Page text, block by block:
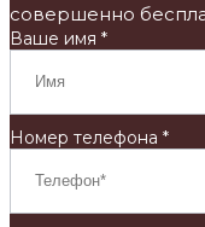
совершенно
Ваше имя *
Номер телефона *